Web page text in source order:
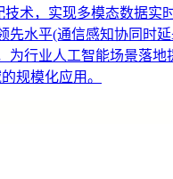
术，实现多模态数据实
水平(通信感知协同时
行业人工智能场景落
规模化应用。